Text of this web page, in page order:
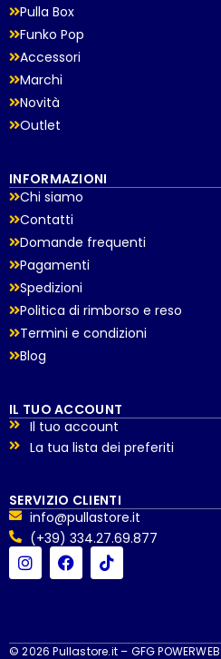
Pulla Box
Funko Pop
Accessori
Marchi
Novità
Outlet
INFORMAZIONI
Chi siamo
Contatti
Domande frequenti
Pagamenti
Spedizioni
Politica di rimborso e reso
Termini e condizioni
Blog
IL TUO ACCOUNT
Il tuo account
La tua lista dei preferiti
SERVIZIO CLIENTI
info@pullastore.it
(+39) 334.27.69.877
© 2026 Pullastore.it – GFG